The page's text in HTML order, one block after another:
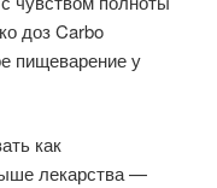
доз Carbo
пищеварение у
как
лекарства —